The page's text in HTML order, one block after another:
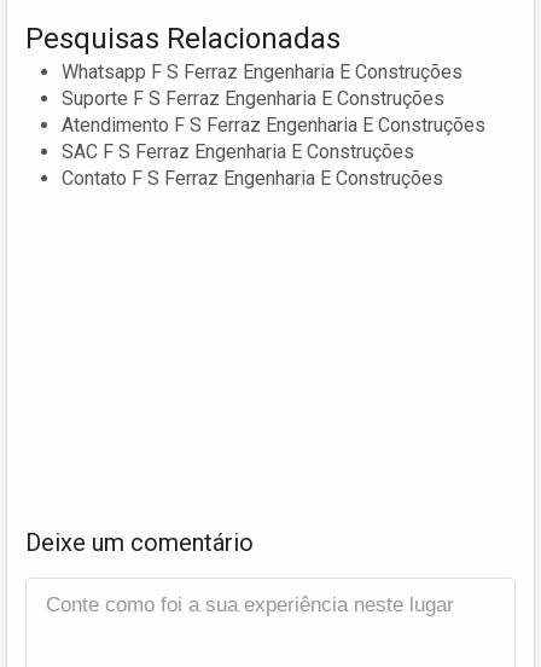
Pesquisas Relacionadas
Whatsapp F S Ferraz Engenharia E Construções
Suporte F S Ferraz Engenharia E Construções
Atendimento F S Ferraz Engenharia E Construções
SAC F S Ferraz Engenharia E Construções
Contato F S Ferraz Engenharia E Construções
Deixe um comentário